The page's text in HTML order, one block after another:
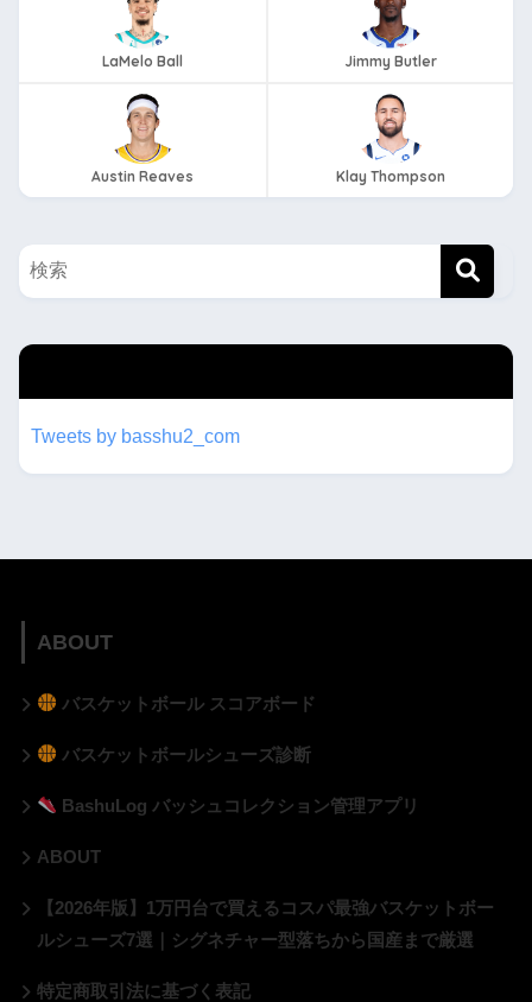
LaMelo Ball Jimmy Butler
Austin Reaves Klay Thompson
Tweets by basshu2_com
ABOUT
バスケットボール スコアボード
バスケットボールシューズ診断
BashuLog バッシュコレクション管理アプリ
ABOUT
【2026年版】1万円台で買えるコスパ最強バスケットボー
ルシューズ7選｜シグネチャー型落ちから国産まで厳選
特定商取引法に基づく表記